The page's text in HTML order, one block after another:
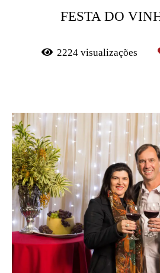
FESTA DO
2224 visualizações